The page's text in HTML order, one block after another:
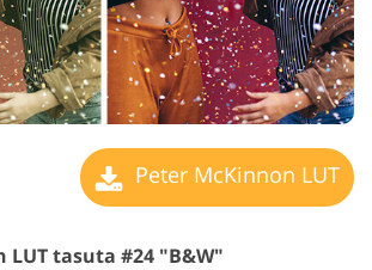
Peter McKinnon LUT
LUT tasuta #24 "B&W"